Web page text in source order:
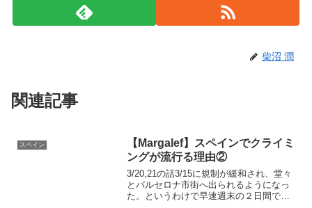
柴沼 潤
関連記事
スペイン
【Margalef】スペインでクライミ
ングが流行る理由②
3/20,21の話3/15に規制が緩和され、堂々
とバルセロナ市街へ出られるようになっ
た。というわけで早速週末の２日間でマ